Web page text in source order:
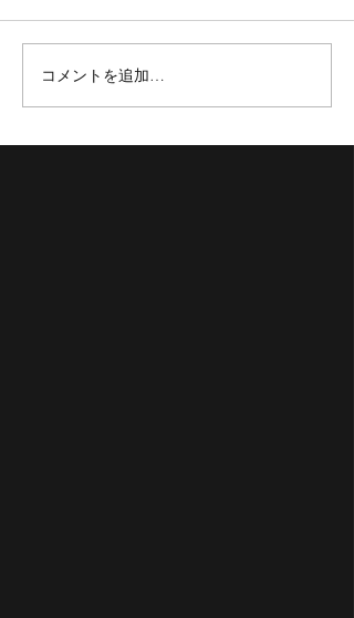
【TOKYOBB】新加入選手紹
介✨
コメントを追加…